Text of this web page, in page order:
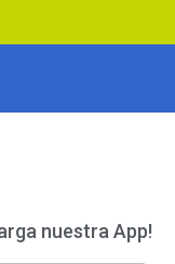
nuestra App!